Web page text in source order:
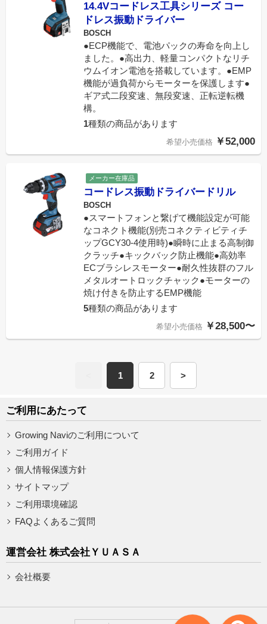
14.4Vコードレス工具シリーズ コー
ドレス振動ドライバー
BOSCH
●ECP機能で、電池パックの寿命を向上し
ました。●高出力、軽量コンパクトなリチ
ウムイオン電池を搭載しています。●EMP
機能が過負荷からモーターを保護します●
ギア式二段変速、無段変速、正転逆転機
構。
1種類の商品があります
希望小売価格 ￥52,000
メーカー在庫品
コードレス振動ドライバードリル
BOSCH
●スマートフォンと繋げて機能設定が可能
なコネクト機能(別売コネクティビティチ
ップGCY30-4使用時)●瞬時に止まる高制御
クラッチ●キックバック防止機能●高効率
ECブラシレスモーター●耐久性抜群のフル
メタルオートロックチャック●モーターの
焼け付きを防止するEMP機能
5種類の商品があります
希望小売価格 ￥28,500〜
1 2 >
ご利用にあたって
Growing Naviのご利用について
ご利用ガイド
個人情報保護方針
サイトマップ
ご利用環境確認
FAQよくあるご質問
運営会社 株式会社ＹＵＡＳＡ
会社概要